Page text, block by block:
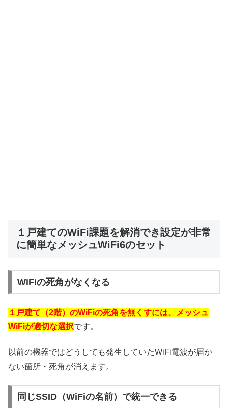
１戸建てのWiFi課題を解消でき設定が非常
に簡単なメッシュWiFi6のセット
WiFiの死角がなくなる
１戸建て（2階）のWiFiの死角を無くすには、メッシュ
WiFiが適切な選択です。
以前の機器ではどうしても発生していたWiFi電波が届か
ない箇所・死角が消えます。
同じSSID（WiFiの名前）で統一できる